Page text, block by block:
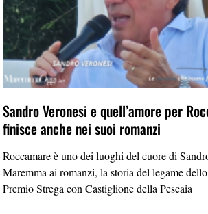
Sandro Veronesi e quell’amore per
finisce anche nei suoi romanzi
Roccamare è uno dei luoghi del cuore di
Maremma ai romanzi, la storia del legame
Premio Strega con Castiglione della Pescaia